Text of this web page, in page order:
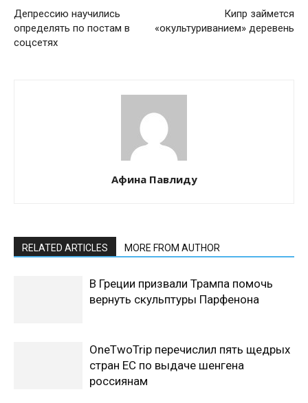
Депрессию научились
определять по постам в
соцсетях
Кипр займется
«окультуриванием» деревень
Афина Павлиду
RELATED ARTICLES MORE FROM AUTHOR
В Греции призвали Трампа помочь
вернуть скульптуры Парфенона
OneTwoTrip перечислил пять щедрых
стран ЕС по выдаче шенгена
россиянам